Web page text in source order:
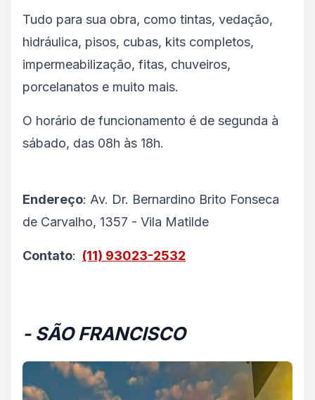
Tudo para sua obra, como tintas, vedação,
hidráulica, pisos, cubas, kits completos,
impermeabilização, fitas, chuveiros,
porcelanatos e muito mais.
O horário de funcionamento é de segunda à
sábado, das 08h às 18h.
Endereço: Av. Dr. Bernardino Brito Fonseca
de Carvalho, 1357 - Vila Matilde
Contato: (11) 93023-2532
- SÃO FRANCISCO